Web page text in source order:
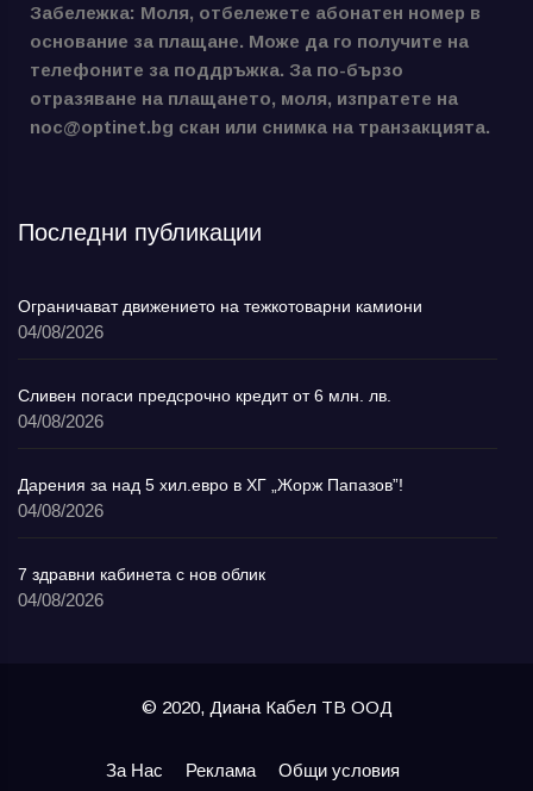
Забележка: Моля, отбележете абонатен номер в
основание за плащане. Може да го получите на
телефоните за поддръжка. За по-бързо
отразяване на плащането, моля, изпратете на
noc@optinet.bg скан или снимка на транзакцията.
Последни публикации
Ограничават движението на тежкотоварни камиони
04/08/2026
Сливен погаси предсрочно кредит от 6 млн. лв.
04/08/2026
Дарения за над 5 хил.евро в ХГ „Жорж Папазов”!
04/08/2026
7 здравни кабинета с нов облик
04/08/2026
© 2020, Диана Кабел ТВ ООД
За Нас Реклама Общи условия